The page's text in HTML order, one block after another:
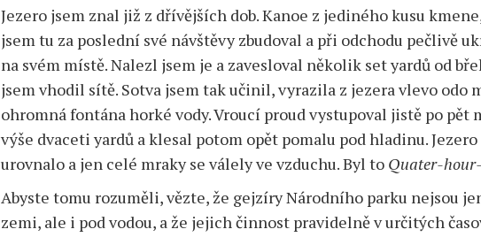
Jezero jsem znal již z dřívějších dob. Kanoe z jediného kusu
jsem tu za poslední své návštěvy zbudoval a při odchodu pečlivě
na svém místě. Nalezl jsem je a zavesloval několik set yardů od
jsem vhodil sítě. Sotva jsem tak učinil, vyrazila z jezera vlevo odo
ohromná fontána horké vody. Vroucí proud vystupoval jistě po pět
výše dvaceti yardů a klesal potom opět pomalu pod hladinu. Jezero
urovnalo a jen celé mraky se válely ve vzduchu. Byl to Quater-
Abyste tomu rozuměli, vězte, že gejzíry Národního parku nejsou
zemi, ale i pod vodou, a že jejich činnost pravidelně v určitých